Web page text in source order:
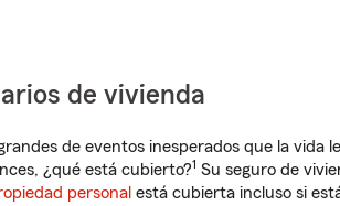
de vivienda
de eventos inesperados que la vida
¿qué está cubierto?1 Su seguro de
personal está cubierta incluso si